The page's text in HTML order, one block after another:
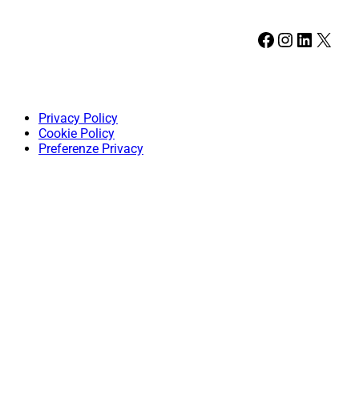
Facebook Instagram LinkedIn X
Privacy Policy
Cookie Policy
Preferenze Privacy